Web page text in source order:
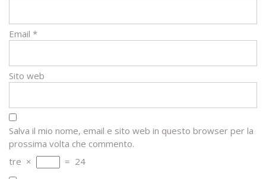
Email *
Sito web
Salva il mio nome, email e sito web in questo browser per la
prossima volta che commento.
tre × = 24